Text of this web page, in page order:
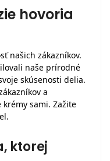
hovoria
našich zákazníkov.
naše prírodné
skúsenosti delia.
a
sami. Zažite
ktorej